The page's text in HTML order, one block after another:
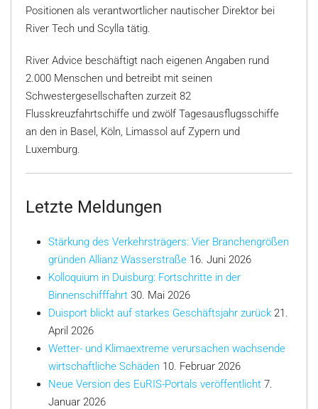
Positionen als verantwortlicher nautischer Direktor bei
River Tech und Scylla tätig.
River Advice beschäftigt nach eigenen Angaben rund
2.000 Menschen und betreibt mit seinen
Schwestergesellschaften zurzeit 82
Flusskreuzfahrtschiffe und zwölf Tagesausflugsschiffe
an den in Basel, Köln, Limassol auf Zypern und
Luxemburg.
Letzte Meldungen
Stärkung des Verkehrsträgers: Vier Branchengrößen
gründen Allianz Wasserstraße 16. Juni 2026
Kolloquium in Duisburg: Fortschritte in der
Binnenschifffahrt 30. Mai 2026
Duisport blickt auf starkes Geschäftsjahr zurück 21.
April 2026
Wetter- und Klimaextreme verursachen wachsende
wirtschaftliche Schäden 10. Februar 2026
Neue Version des EuRIS-Portals veröffentlicht 7.
Januar 2026